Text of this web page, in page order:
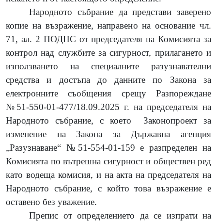
Народното събрание да представи заверено
копие на възражение, направено на основание чл.
71, ал. 2 ПОДНС от председателя на Комисията за
контрол над службите за сигурност, прилагането и
използването на специалните разузнавателни
средства и достъпа до данните по Закона за
електронните съобщения срещу Разпореждане
№51-550-01-477/18.09.2025 г. на председателя на
Народното събрание, с което
Законопроект за
изменение на Закона за Държавна агенция
„Разузнаване“ №51-554-01-159 е разпределен на
Комисията по вътрешна сигурност и обществен ред
като водеща комисия, и на акта на председателя на
Народното събрание, с който това възражение е
оставено без уважение.
Препис от определението да се изпрати на